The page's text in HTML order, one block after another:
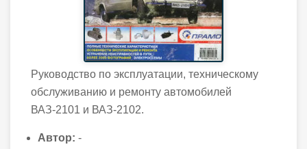
Руководство по эксплуатации, техническому
обслуживанию и ремонту автомобилей
ВАЗ-2101 и ВАЗ-2102.
Автор: -